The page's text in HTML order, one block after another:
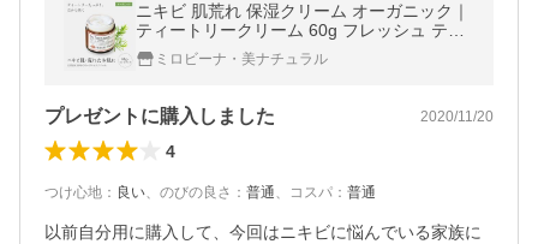
ニキビ 肌荒れ 保湿クリーム オーガニック｜
ティートリークリーム 60g フレッシュ ティ
ーツリー 敏感肌 日本製
ミロビーナ・美ナチュラル
プレゼントに購入しました 2020/11/20
4
つけ心地 ： 良い、 のびの良さ ： 普通、 コスパ ： 普通
以前自分用に購入して、今回はニキビに悩んでいる家族に